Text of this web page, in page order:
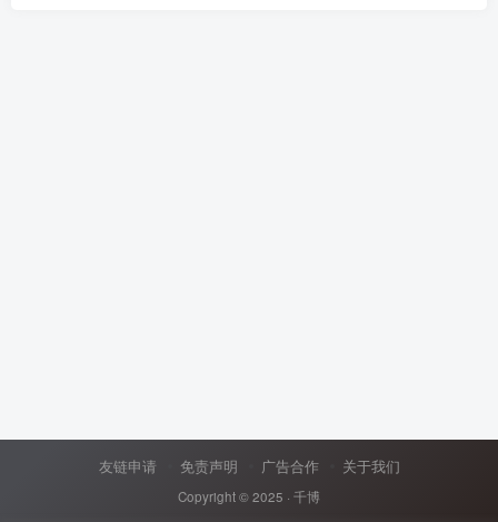
友链申请 免责声明 广告合作 关于我们
Copyright © 2025 · 千博